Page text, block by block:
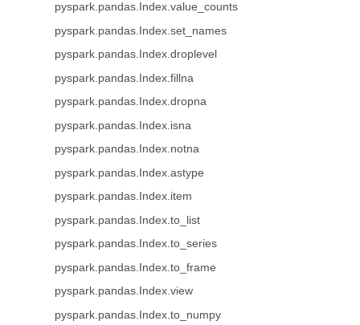
pyspark.pandas.Index.value_counts
pyspark.pandas.Index.set_names
pyspark.pandas.Index.droplevel
pyspark.pandas.Index.fillna
pyspark.pandas.Index.dropna
pyspark.pandas.Index.isna
pyspark.pandas.Index.notna
pyspark.pandas.Index.astype
pyspark.pandas.Index.item
pyspark.pandas.Index.to_list
pyspark.pandas.Index.to_series
pyspark.pandas.Index.to_frame
pyspark.pandas.Index.view
pyspark.pandas.Index.to_numpy